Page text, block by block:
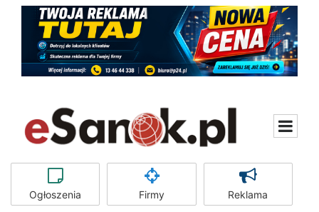
Ogłoszenia Firmy Reklama